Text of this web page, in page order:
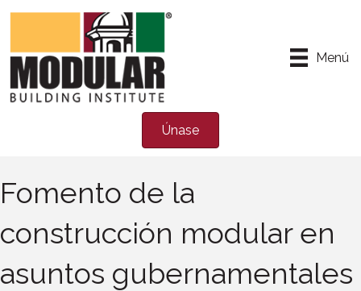
Menú
Únase
Fomento de la
construcción modular en
asuntos gubernamentales